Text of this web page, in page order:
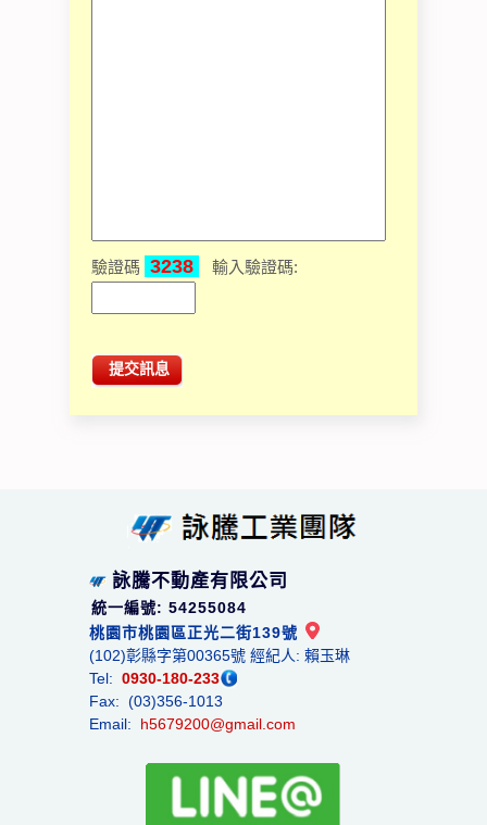
驗證碼 3238 輸入驗證碼:
提交訊息
詠騰不動產有限公司
統一編號: 54255084
桃園市桃園區正光二街139號
(102)彰縣字第00365號 經紀人: 賴玉琳
Tel: 0930-180-233
Fax: (03)356-1013
Email: h5679200@gmail.com